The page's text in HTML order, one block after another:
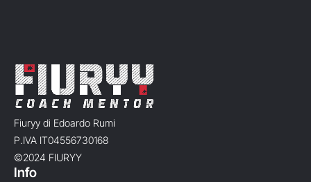
Fiuryy di Edoardo Rumi
P.IVA IT04556730168
©2024 FIURYY
Info